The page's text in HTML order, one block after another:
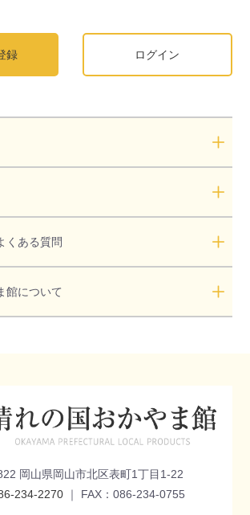
録 ログイン
くある質問
館について
岡山県岡山市北区表町1丁目1-22
234-2270 ｜ FAX：086-234-0755